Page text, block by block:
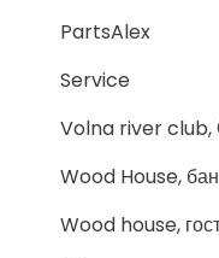
PartsAlex
Service
Volna river club,
Wood House,
Wood house,